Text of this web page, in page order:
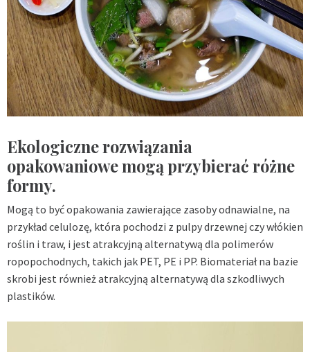
Ekologiczne rozwiązania
opakowaniowe mogą przybierać różne
formy.
Mogą to być opakowania zawierające zasoby odnawialne, na
przykład celulozę, która pochodzi z pulpy drzewnej czy włókien
roślin i traw, i jest atrakcyjną alternatywą dla polimerów
ropopochodnych, takich jak PET, PE i PP. Biomateriał na bazie
skrobi jest również atrakcyjną alternatywą dla szkodliwych
plastików.